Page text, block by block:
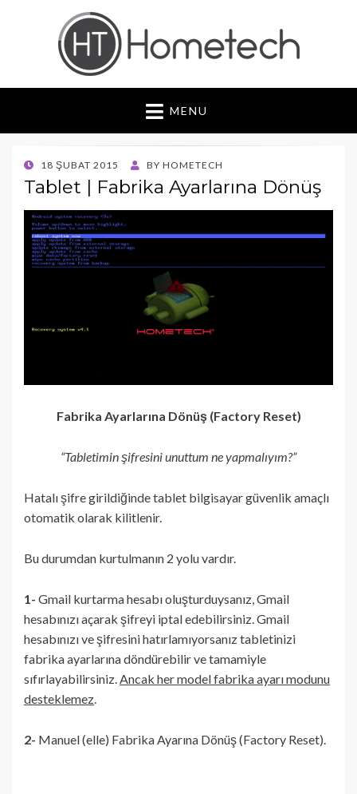
Hometech | Blog
"Daima yenilikçi, Daima güvenilir"
MENU
POSTED
ON
18 ŞUBAT 2015 BY HOMETECH
Tablet | Fabrika Ayarlarına Dönüş
Fabrika Ayarlarına Dönüş (Factory Reset)
“Tabletimin şifresini unuttum ne yapmalıyım?”
Hatalı şifre girildiğinde tablet bilgisayar güvenlik amaçlı
otomatik olarak kilitlenir.
Bu durumdan kurtulmanın 2 yolu vardır.
1- Gmail kurtarma hesabı oluşturduysanız, Gmail
hesabınızı açarak şifreyi iptal edebilirsiniz. Gmail
hesabınızı ve şifresini hatırlamıyorsanız tabletinizi
fabrika ayarlarına döndürebilir ve tamamiyle
sıfırlayabilirsiniz. Ancak her model fabrika ayarı modunu
desteklemez
2- Manuel (elle) Fabrika Ayarına Dönüş (Factory Reset).